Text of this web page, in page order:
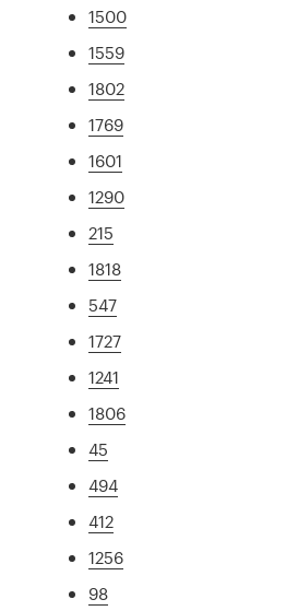
1500
1559
1802
1769
1601
1290
215
1818
547
1727
1241
1806
45
494
412
1256
98